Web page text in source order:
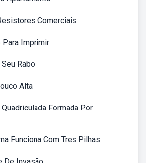
Comerciais
Para Imprimir
Rabo
Alta
Quadriculada Formada Por
Funciona Com Tres Pilhas